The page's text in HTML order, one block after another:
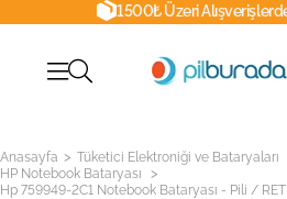
1500₺ Üzeri
Anasayfa > Tüketici Elektroniği ve Bataryaları
HP Notebook Bataryası >
Hp 759949-2C1 Notebook Bataryası - Pili /